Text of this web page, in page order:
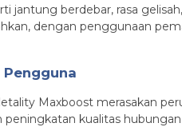
jantung berdebar, rasa
dengan penggunaan
Maxboost merasakan
peningkatan kualitas